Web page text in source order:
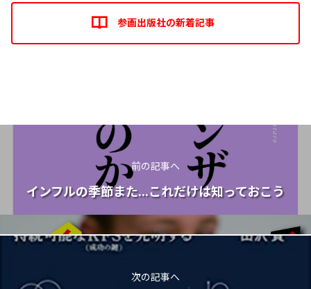
参画出版社の新着記事
前の記事へ
インフルの季節また...これだけは知っておこう
次の記事へ